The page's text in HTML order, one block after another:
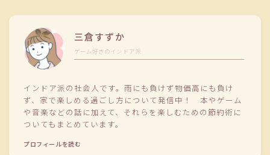
三倉すずか
ゲーム好きのインドア派
インドア派の社会人です。雨にも負けず物価高にも負け
ず、家で楽しめる過ごし方について発信中！ 本やゲーム
や音楽などの話に加えて、それらを楽しむための節約術に
ついてもまとめています。
プロフィールを読む